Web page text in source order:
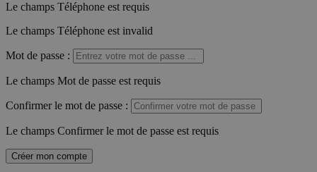
Le champs Téléphone est requis
Le champs Téléphone est invalid
Mot de passe :
Le champs Mot de passe est requis
Confirmer le mot de passe :
Le champs Confirmer le mot de passe est requis
Créer mon compte